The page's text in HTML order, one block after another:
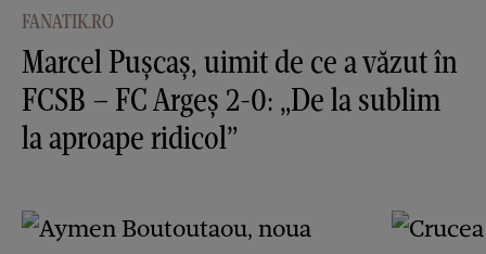
FANATIK.RO
Marcel Pușcaș, uimit de ce a văzut în
FCSB – FC Argeș 2-0: „De la sublim
la aproape ridicol”